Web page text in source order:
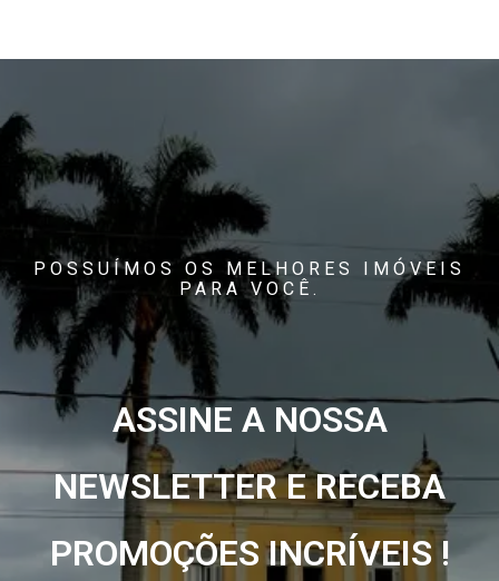
POSSUÍMOS OS MELHORES IMÓVEIS
PARA VOCÊ.
ASSINE A NOSSA
NEWSLETTER E RECEBA
PROMOÇÕES INCRÍVEIS !